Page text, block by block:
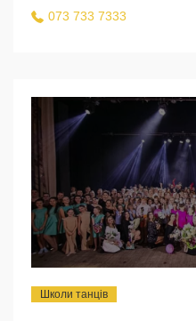
073 733 7333
Школи танців